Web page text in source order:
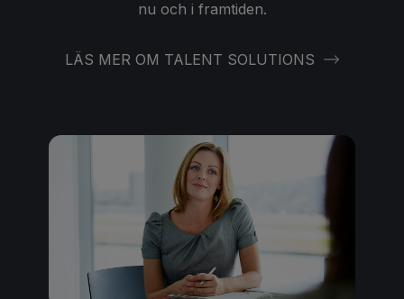
nu och i framtiden.
LÄS MER OM TALENT SOLUTIONS